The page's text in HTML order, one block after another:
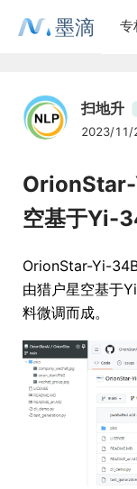
墨滴 专
扫地升
2023/11/
空基于Yi-
OrionStar-Yi-
由猎户星空基于
料微调而成。